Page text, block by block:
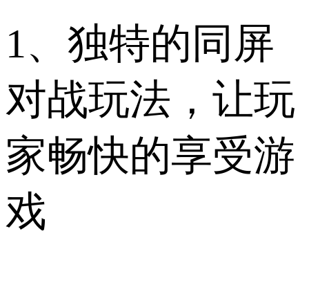
1、独特的同屏
对战玩法，让玩
家畅快的享受游
戏